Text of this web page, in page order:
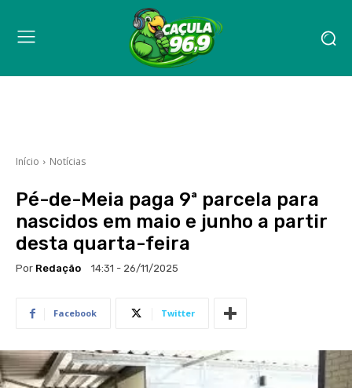
Início Notícias
Pé-de-Meia paga 9ª parcela para
nascidos em maio e junho a partir
desta quarta-feira
Por Redação 14:31 - 26/11/2025
Facebook Twitter